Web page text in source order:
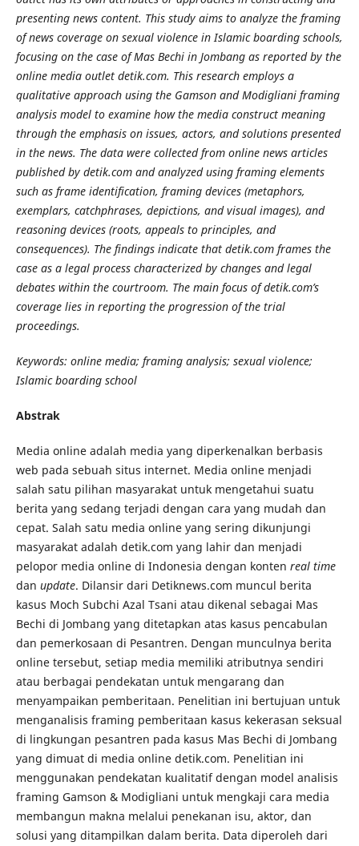
presenting news content. This study aims to analyze the framing
of news coverage on sexual violence in Islamic boarding schools,
focusing on the case of Mas Bechi in Jombang as reported by the
online media outlet detik.com. This research employs a
qualitative approach using the Gamson and Modigliani framing
analysis model to examine how the media construct meaning
through the emphasis on issues, actors, and solutions presented
in the news. The data were collected from online news articles
published by detik.com and analyzed using framing elements
such as frame identification, framing devices (metaphors,
exemplars, catchphrases, depictions, and visual images), and
reasoning devices (roots, appeals to principles, and
consequences). The findings indicate that detik.com frames the
case as a legal process characterized by changes and legal
debates within the courtroom. The main focus of detik.com’s
coverage lies in reporting the progression of the trial
proceedings.
Keywords: online media; framing analysis; sexual violence;
Islamic boarding school
Abstrak
Media online adalah media yang diperkenalkan berbasis
web pada sebuah situs internet. Media online menjadi
salah satu pilihan masyarakat untuk mengetahui suatu
berita yang sedang terjadi dengan cara yang mudah dan
cepat. Salah satu media online yang sering dikunjungi
masyarakat adalah detik.com yang lahir dan menjadi
pelopor media online di Indonesia dengan konten real time
dan update. Dilansir dari Detiknews.com muncul berita
kasus Moch Subchi Azal Tsani atau dikenal sebagai Mas
Bechi di Jombang yang ditetapkan atas kasus pencabulan
dan pemerkosaan di Pesantren. Dengan munculnya berita
online tersebut, setiap media memiliki atributnya sendiri
atau berbagai pendekatan untuk mengarang dan
menyampaikan pemberitaan. Penelitian ini bertujuan untuk
menganalisis framing pemberitaan kasus kekerasan seksual
di lingkungan pesantren pada kasus Mas Bechi di Jombang
yang dimuat di media online detik.com. Penelitian ini
menggunakan pendekatan kualitatif dengan model analisis
framing Gamson & Modigliani untuk mengkaji cara media
membangun makna melalui penekanan isu, aktor, dan
solusi yang ditampilkan dalam berita. Data diperoleh dari